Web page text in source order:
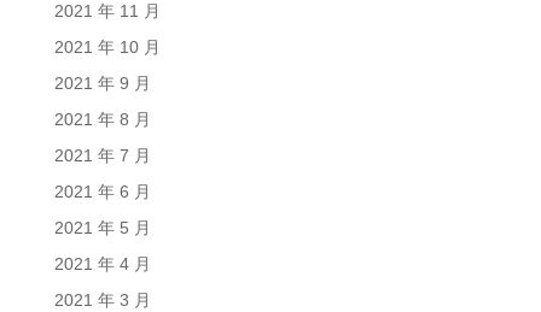
2021 年 11 月
2021 年 10 月
2021 年 9 月
2021 年 8 月
2021 年 7 月
2021 年 6 月
2021 年 5 月
2021 年 4 月
2021 年 3 月